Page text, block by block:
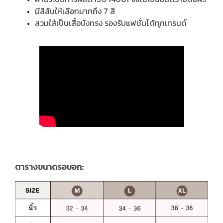
มีสีสันให้เลือกมากถึง 7 สี
สวมใส่เป็นเสื้อบังทรง รองรับแฟชั่นได้ทุกเทรนด์
ตารางขนาดรอบอก: